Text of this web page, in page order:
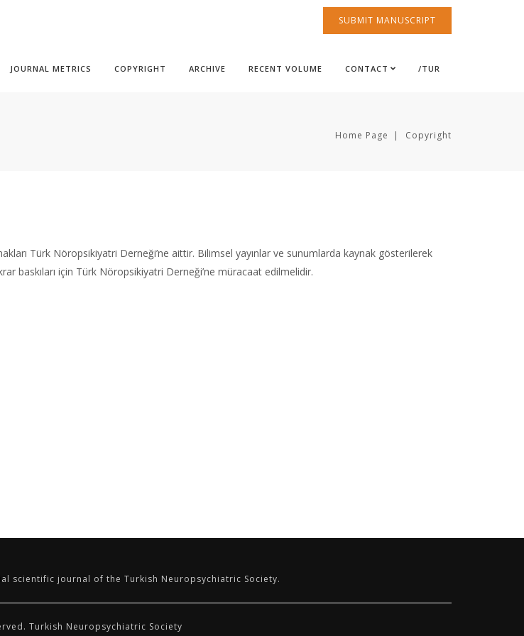
SUBMIT MANUSCRIPT
JOURNAL METRICS COPYRIGHT ARCHIVE RECENT VOLUME CONTACT /TUR
Home Page Copyright
Türk Nöropsikiyatri Derneği’ne aittir. Bilimsel yayınlar ve sunumlarda kaynak gösterilerek
baskıları için Türk Nöropsikiyatri Derneği’ne müracaat edilmelidir.
scientific journal of the Turkish Neuropsychiatric Society.
Turkish Neuropsychiatric Society